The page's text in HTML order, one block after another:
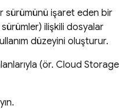
sürümünü işaret eden bir
ilişkili dosyalar
düzeyini oluşturur.
(ör. Cloud Storage